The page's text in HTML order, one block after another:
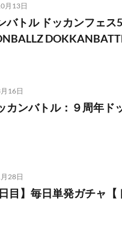
月13日
バトル ドッカンフェス
16日
カンバトル：９周年ド
28日
日目】毎日単発ガチャ